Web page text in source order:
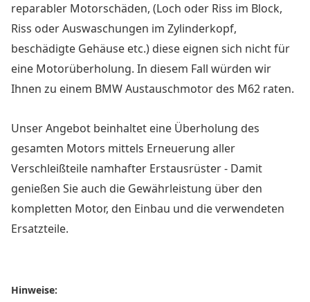
reparabler Motorschäden, (Loch oder Riss im Block,
Riss oder Auswaschungen im Zylinderkopf,
beschädigte Gehäuse etc.) diese eignen sich nicht für
eine Motorüberholung. In diesem Fall würden wir
Ihnen zu einem BMW Austauschmotor des M62 raten.
Unser Angebot beinhaltet eine Überholung des
gesamten Motors mittels Erneuerung aller
Verschleißteile namhafter Erstausrüster - Damit
genießen Sie auch die Gewährleistung über den
kompletten Motor, den Einbau und die verwendeten
Ersatzteile.
Hinweise: